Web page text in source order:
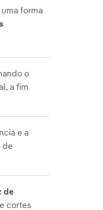
forma
o
a fim
e a
de
de
cortes